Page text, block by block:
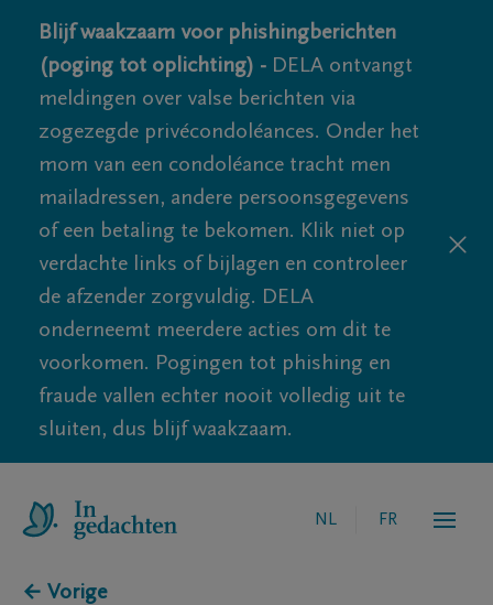
Blijf waakzaam voor phishingberichten
(poging tot oplichting) - DELA ontvangt
meldingen over valse berichten via
zogezegde privécondoléances. Onder het
mom van een condoléance tracht men
mailadressen, andere persoonsgegevens
of een betaling te bekomen. Klik niet op
verdachte links of bijlagen en controleer
de afzender zorgvuldig. DELA
onderneemt meerdere acties om dit te
voorkomen. Pogingen tot phishing en
fraude vallen echter nooit volledig uit te
sluiten, dus blijf waakzaam.
NL FR
← Vorige